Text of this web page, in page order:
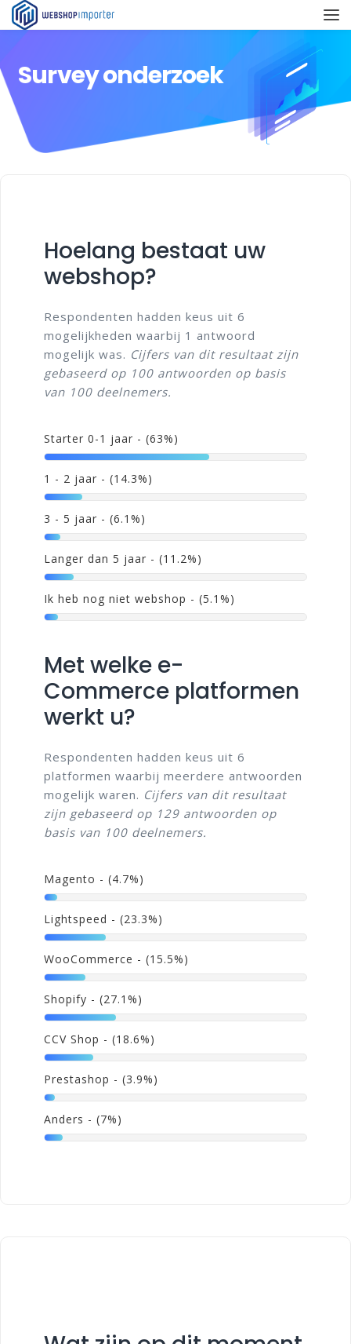
Survey onderzoek
Hoelang bestaat uw
webshop?
Respondenten hadden keus uit 6
mogelijkheden waarbij 1 antwoord
mogelijk was. Cijfers van dit resultaat zijn
gebaseerd op 100 antwoorden op basis
van 100 deelnemers.
Starter 0-1 jaar - (63%)
1 - 2 jaar - (14.3%)
3 - 5 jaar - (6.1%)
Langer dan 5 jaar - (11.2%)
Ik heb nog niet webshop - (5.1%)
Met welke e-
Commerce platformen
werkt u?
Respondenten hadden keus uit 6
platformen waarbij meerdere antwoorden
mogelijk waren. Cijfers van dit resultaat
zijn gebaseerd op 129 antwoorden op
basis van 100 deelnemers.
Magento - (4.7%)
Lightspeed - (23.3%)
WooCommerce - (15.5%)
Shopify - (27.1%)
CCV Shop - (18.6%)
Prestashop - (3.9%)
Anders - (7%)